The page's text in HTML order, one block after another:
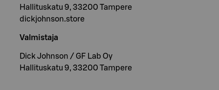
Hallituskatu 9, 33200 Tampere
dickjohnson.store
Valmistaja
Dick Johnson / GF Lab Oy
Hallituskatu 9, 33200 Tampere